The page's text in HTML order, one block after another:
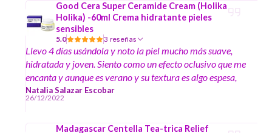
Good Cera Super Ceramide Cream (Holika
Holika) -60ml Crema hidratante pieles
sensibles
5.0 3 reseñas
Llevo 4 días usándola y noto la piel mucho más suave,
hidratada y joven. Siento como un efecto oclusivo que me
encanta y aunque es verano y su textura es algo espesa,
para mi piel que tiende a resecarse en las mejillas (tengo
rosácea y piel mixta), me queda perfecto. No me ha
generó una breve reacción de ardor el día 1 pero lo
Natalia Salazar Escobar
26/12/2022
Madagascar Centella Tea-trica Relief